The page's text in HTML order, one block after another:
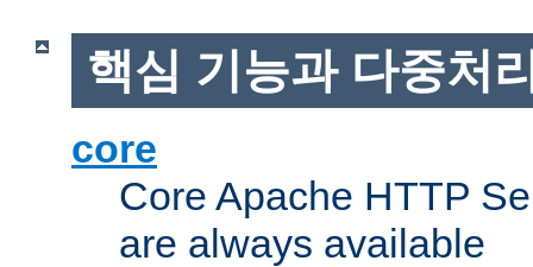
핵심 기능과 다중처
core
Core Apache HTTP
are always available